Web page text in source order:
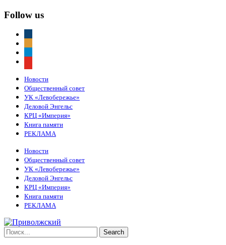
Follow us
Новости
Общественный совет
УК «Левобережье»
Деловой Энгельс
КРЦ «Империя»
Книга памяти
РЕКЛАМА
Новости
Общественный совет
УК «Левобережье»
Деловой Энгельс
КРЦ «Империя»
Книга памяти
РЕКЛАМА